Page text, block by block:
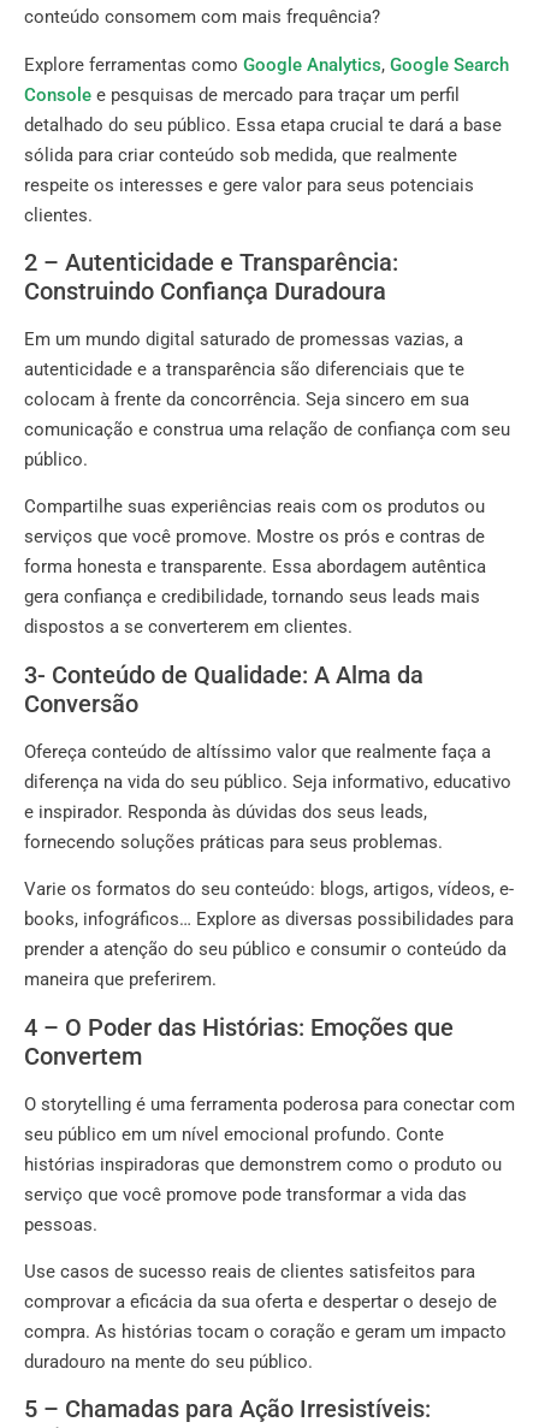
conteúdo consomem com mais frequência?
Explore ferramentas como Google Analytics, Google Search
Console e pesquisas de mercado para traçar um perfil
detalhado do seu público. Essa etapa crucial te dará a base
sólida para criar conteúdo sob medida, que realmente
respeite os interesses e gere valor para seus potenciais
clientes.
2 – Autenticidade e Transparência:
Construindo Confiança Duradoura
Em um mundo digital saturado de promessas vazias, a
autenticidade e a transparência são diferenciais que te
colocam à frente da concorrência. Seja sincero em sua
comunicação e construa uma relação de confiança com seu
público.
Compartilhe suas experiências reais com os produtos ou
serviços que você promove. Mostre os prós e contras de
forma honesta e transparente. Essa abordagem autêntica
gera confiança e credibilidade, tornando seus leads mais
dispostos a se converterem em clientes.
3- Conteúdo de Qualidade: A Alma da
Conversão
Ofereça conteúdo de altíssimo valor que realmente faça a
diferença na vida do seu público. Seja informativo, educativo
e inspirador. Responda às dúvidas dos seus leads,
fornecendo soluções práticas para seus problemas.
Varie os formatos do seu conteúdo: blogs, artigos, vídeos, e-
books, infográficos… Explore as diversas possibilidades para
prender a atenção do seu público e consumir o conteúdo da
maneira que preferirem.
4 – O Poder das Histórias: Emoções que
Convertem
O storytelling é uma ferramenta poderosa para conectar com
seu público em um nível emocional profundo. Conte
histórias inspiradoras que demonstrem como o produto ou
serviço que você promove pode transformar a vida das
pessoas.
Use casos de sucesso reais de clientes satisfeitos para
comprovar a eficácia da sua oferta e despertar o desejo de
compra. As histórias tocam o coração e geram um impacto
duradouro na mente do seu público.
5 – Chamadas para Ação Irresistíveis: